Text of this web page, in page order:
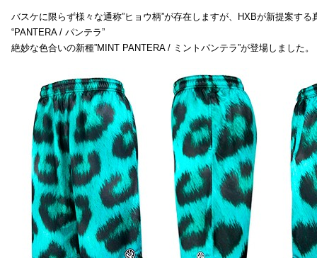
バスケに限らず様々な通称”ヒョウ柄”が存在しますが、HXBが新提案する
“PANTERA / パンテラ”
絶妙な色合いの新種”MINT PANTERA / ミントパンテラ”が登場しました。